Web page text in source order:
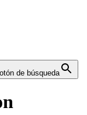
de búsqueda